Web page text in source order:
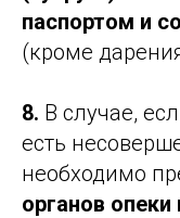
паспортом и
(кроме
8. В случае,
есть
необходимо
органов опеки